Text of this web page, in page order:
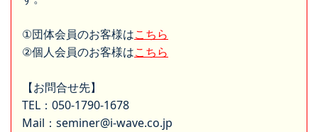
①団体会員のお客様はこちら
②個人会員のお客様はこちら
【お問合せ先】
TEL：050-1790-1678
Mail：seminer@i-wave.co.jp